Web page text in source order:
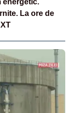
La ore de